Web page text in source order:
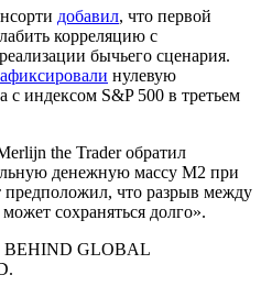
добавил, что первой
корреляцию с
бычьего сценария.
нулевую
с индексом S&P 500 в третьем
the Trader обратил
денежную массу M2 при
предположил, что разрыв между
сохраняться долго».
GLOBAL